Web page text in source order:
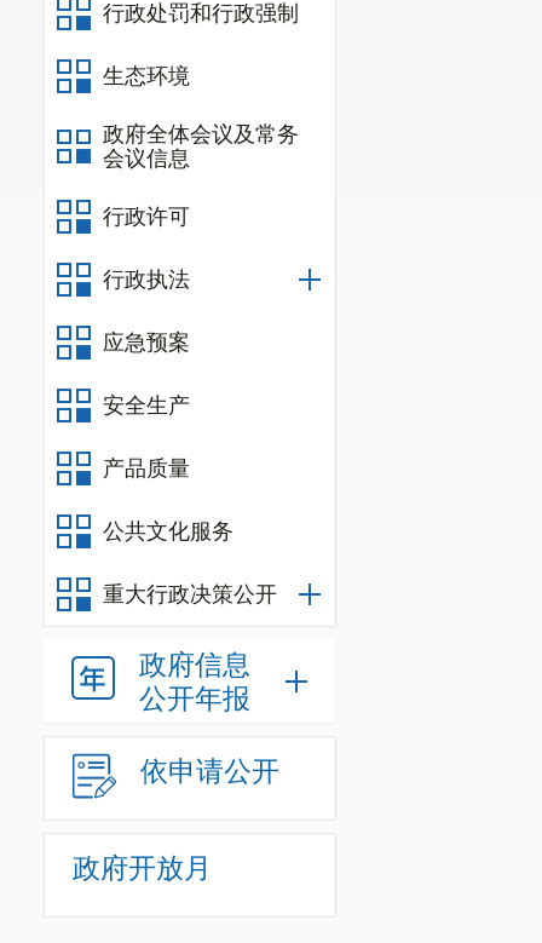
行政处罚和行政强制
生态环境
政府全体会议及常务
会议信息
行政许可
行政执法
应急预案
安全生产
产品质量
公共文化服务
重大行政决策公开
政府信息
公开年报
依申请公开
政府开放月